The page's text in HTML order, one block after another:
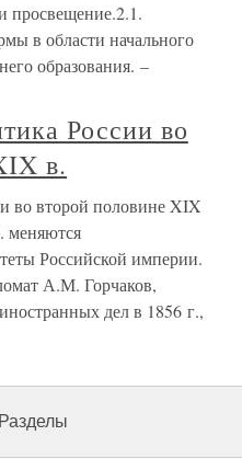
просвещение.2.1.
в области начального
образования. –
России во
в.
во второй половине XIX
меняются
Российской империи.
А.М. Горчаков,
дел в 1856 г.,
Разделы